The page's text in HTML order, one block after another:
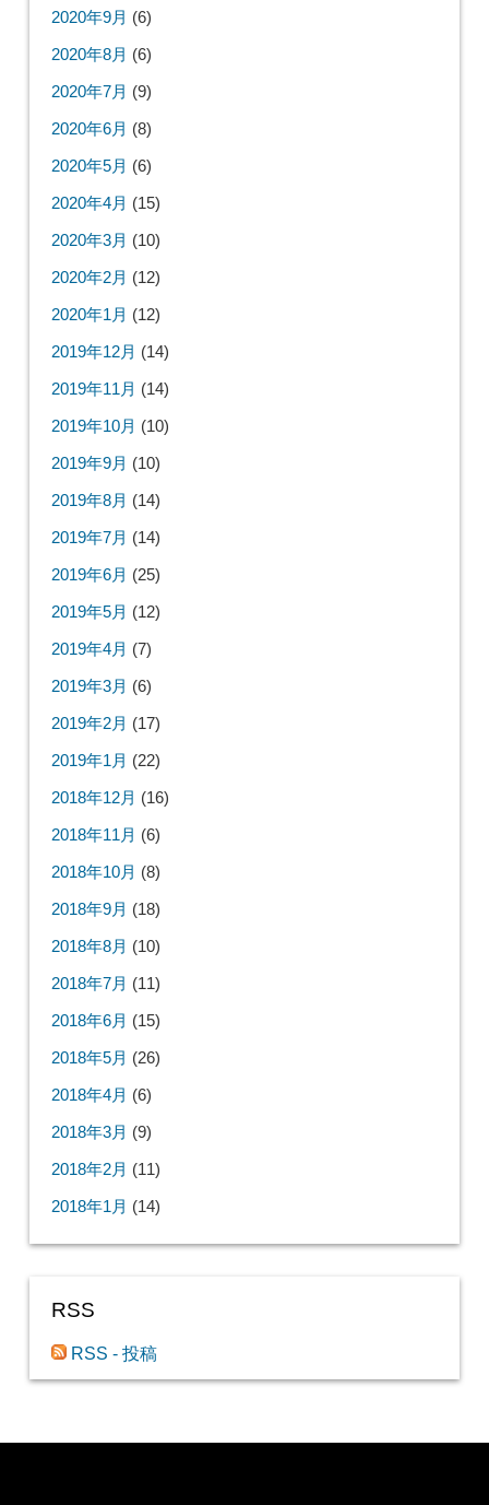
2020年9月 (6)
2020年8月 (6)
2020年7月 (9)
2020年6月 (8)
2020年5月 (6)
2020年4月 (15)
2020年3月 (10)
2020年2月 (12)
2020年1月 (12)
2019年12月 (14)
2019年11月 (14)
2019年10月 (10)
2019年9月 (10)
2019年8月 (14)
2019年7月 (14)
2019年6月 (25)
2019年5月 (12)
2019年4月 (7)
2019年3月 (6)
2019年2月 (17)
2019年1月 (22)
2018年12月 (16)
2018年11月 (6)
2018年10月 (8)
2018年9月 (18)
2018年8月 (10)
2018年7月 (11)
2018年6月 (15)
2018年5月 (26)
2018年4月 (6)
2018年3月 (9)
2018年2月 (11)
2018年1月 (14)
RSS
RSS - 投稿